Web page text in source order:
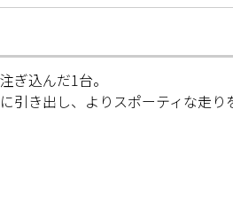
ぎ込んだ1台。
引き出し、よりスポーティな走り